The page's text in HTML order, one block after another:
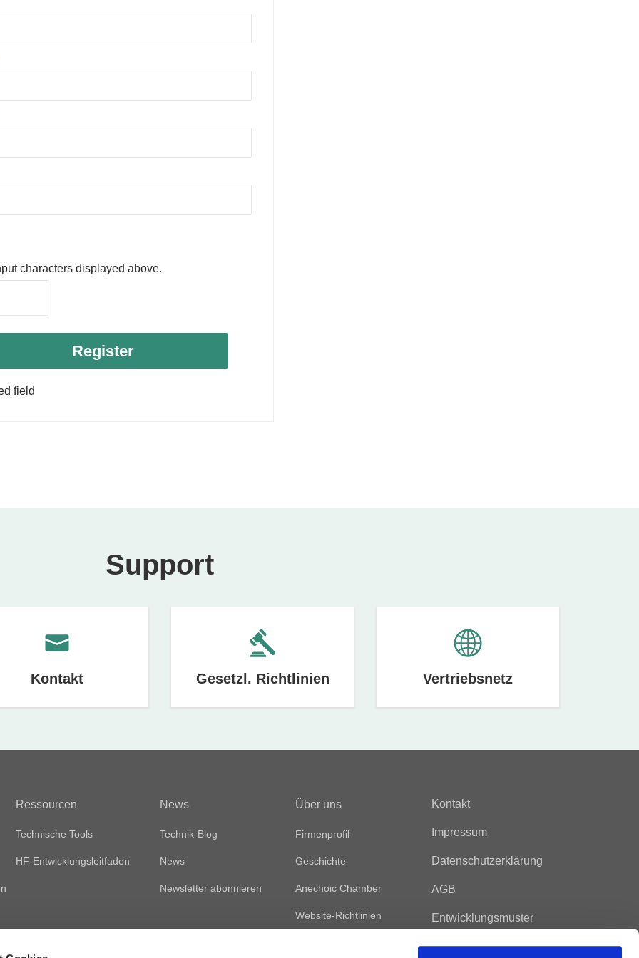
characters displayed above.
field
Support
Kontakt Gesetzl. Richtlinien Vertriebsnetz
Ressourcen
Technische Tools
HF-Entwicklungsleitfaden
News
Technik-Blog
News
Newsletter abonnieren
Über uns
Firmenprofil
Geschichte
Anechoic Chamber
Website-Richtlinien
Kontakt
Impressum
Datenschutzerklärung
AGB
Entwicklungsmuster